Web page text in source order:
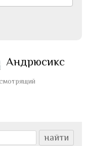
Андрюсикс